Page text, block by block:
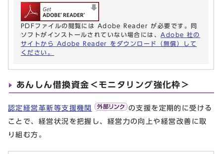
PDFファイルの閲覧には Adobe Reader が必要です。同
ソフトがインストールされていない場合には、 Adobe 社の
サイトから Adobe Reader をダウンロード（無償）して
ください。
あんしん借換資金＜モニタリング強化枠＞
認定経営革新等支援機関
の支援を定期的に受ける
ことで、経営状況を把握し、経営力の向上や経営改善に取
り組む方。